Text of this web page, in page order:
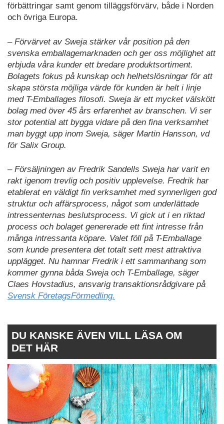
förbättringar samt genom tilläggsförvärv, både i Norden
och övriga Europa.
– Förvärvet av Sweja stärker vår position på den
svenska emballagemarknaden och ger oss möjlighet att
erbjuda våra kunder ett bredare produktsortiment.
Bolagets fokus på kunskap och helhetslösningar för att
skapa största möjliga värde för kunden är helt i linje
med T-Emballages filosofi. Sweja är ett mycket välskött
bolag med över 45 års erfarenhet av branschen. Vi ser
stor potential att bygga vidare på den fina verksamhet
man byggt upp inom Sweja, säger Martin Hansson, vd
för Salix Group.
– Försäljningen av Fredrik Sandells Sweja har varit en
rakt igenom trevlig och positiv upplevelse. Fredrik har
etablerat en väldigt fin verksamhet med synnerligen god
struktur och affärsprocess, något som underlättade
intressenternas beslutsprocess. Vi gick ut i en riktad
process och bolaget genererade ett fint intresse från
många intressanta köpare. Valet föll på T-Emballage
som kunde presentera det totalt sett mest attraktiva
upplägget. Nu hamnar Fredrik i ett sammanhang som
kommer gynna båda Sweja och T-Emballage, säger
Claes Hovstadius, ansvarig transaktionsrådgivare på
Svensk FöretagsFörmedling.
DU KANSKE ÄVEN VILL LÄSA OM
DET HÄR